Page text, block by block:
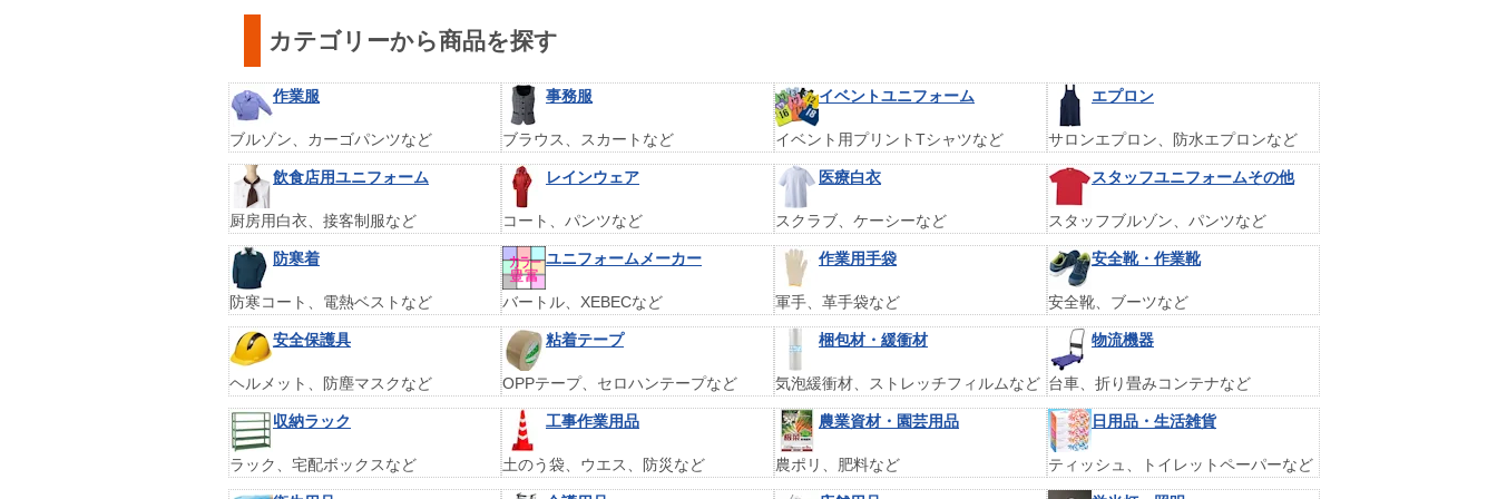
カテゴリーから商品を探す
作業服
ブルゾン、カーゴパンツなど
事務服
ブラウス、スカートなど
イベントユニフォーム
イベント用プリントTシャツなど
エプロン
サロンエプロン、防水エプロンなど
飲食店用ユニフォーム
厨房用白衣、接客制服など
レインウェア
コート、パンツなど
医療白衣
スクラブ、ケーシーなど
スタッフユニフォームその他
スタッフブルゾン、パンツなど
防寒着
防寒コート、電熱ベストなど
ユニフォームメーカー
バートル、XEBECなど
作業用手袋
軍手、革手袋など
安全靴・作業靴
安全靴、ブーツなど
安全保護具
ヘルメット、防塵マスクなど
粘着テープ
OPPテープ、セロハンテープなど
梱包材・緩衝材
気泡緩衝材、ストレッチフィルムなど
物流機器
台車、折り畳みコンテナなど
収納ラック
ラック、宅配ボックスなど
工事作業用品
土のう袋、ウエス、防災など
農業資材・園芸用品
農ポリ、肥料など
日用品・生活雑貨
ティッシュ、トイレットペーパーなど